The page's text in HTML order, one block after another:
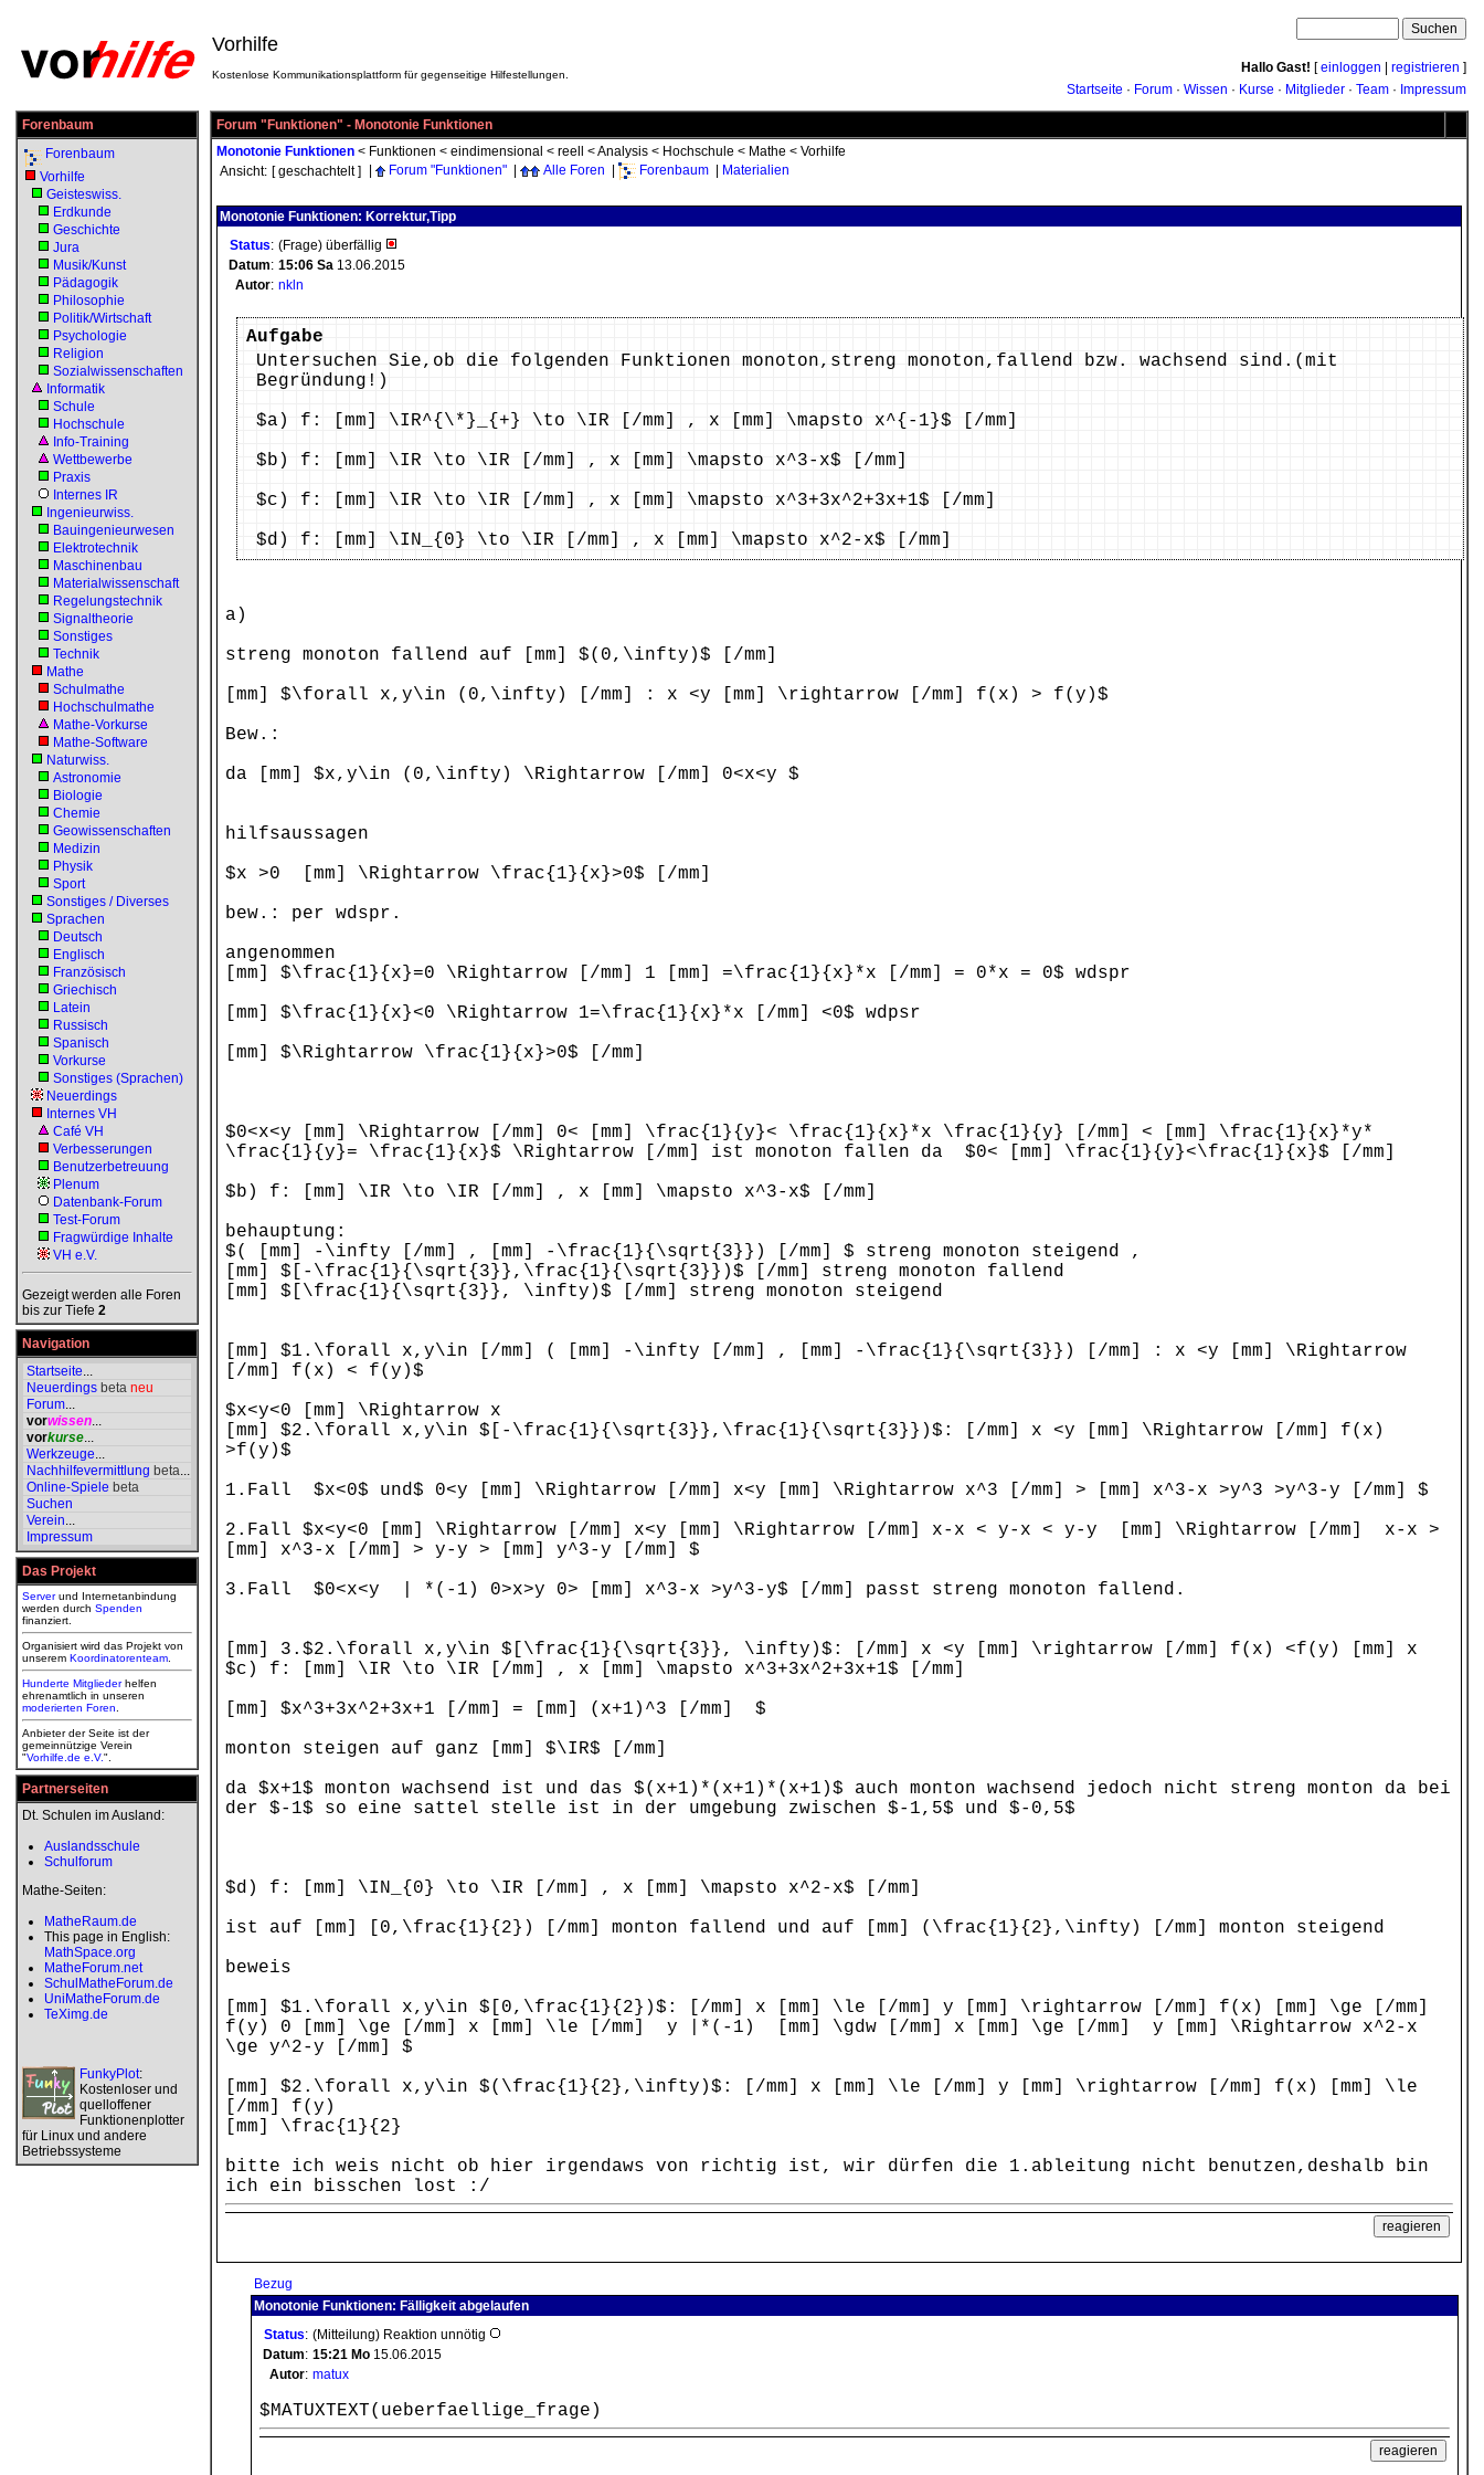
Vorhilfe
Kostenlose Kommunikationsplattform für gegenseitige Hilfestellungen. Hallo Gast! [einloggen registrieren ]
Startseite · Forum · Wissen · Kurse · Mitglieder · Team · Impressum
Forenbaum
Forenbaum
Vorhilfe
Geisteswiss.
Erdkunde
Geschichte
Jura
Musik/Kunst
Pädagogik
Philosophie
Politik/Wirtschaft
Psychologie
Religion
Sozialwissenschaften
Informatik
Schule
Hochschule
Info-Training
Wettbewerbe
Praxis
Internes IR
Ingenieurwiss.
Bauingenieurwesen
Elektrotechnik
Maschinenbau
Materialwissenschaft
Regelungstechnik
Signaltheorie
Sonstiges
Technik
Mathe
Schulmathe
Hochschulmathe
Mathe-Vorkurse
Mathe-Software
Naturwiss.
Astronomie
Biologie
Chemie
Geowissenschaften
Medizin
Physik
Sport
Sonstiges / Diverses
Sprachen
Deutsch
Englisch
Französisch
Griechisch
Latein
Russisch
Spanisch
Vorkurse
Sonstiges (Sprachen)
Neuerdings
Internes VH
Café VH
Verbesserungen
Benutzerbetreuung
Plenum
Datenbank-Forum
Test-Forum
Fragwürdige Inhalte
VH e.V.
Gezeigt werden alle Foren
bis zur Tiefe 2
Navigation
Startseite...
Neuerdings beta neu
Forum...
vorwissen...
vorkurse...
Werkzeuge...
Nachhilfevermittlung beta...
Online-Spiele beta
Suchen
Verein...
Impressum
Das Projekt
Serverund Internetanbindung
werden durch Spenden
finanziert.
Organisiert wird das Projekt von
unserem Koordinatorenteam
Hunderte Mitgliederhelfen
ehrenamtlich in unseren
moderierten Foren
Anbieter der Seite ist der
gemeinnützige Verein
"Vorhilfe.de e.V.".
Partnerseiten
Dt. Schulen im Ausland:
Auslandsschule
Schulforum
Mathe-Seiten:
MatheRaum.de
This page in English:
MathSpace.org
MatheForum.net
SchulMatheForum.de
UniMatheForum.de
TeXimg.de
FunkyPlot:
Kostenloser und
quelloffener
Funktionenplotter
für Linux und andere
Betriebssysteme
Forum "Funktionen" - Monotonie Funktionen
Monotonie Funktionen < Funktionen < eindimensional < reell <Analysis < Hochschule < Mathe < Vorhilfe
Ansicht: [ geschachtelt ] Forum "Funktionen" Alle Foren Forenbaum Materialien
Monotonie Funktionen: Korrektur,Tipp
Status: (Frage) überfällig
Datum: 15:06 Sa 13.06.2015
Autor: nkln
Aufgabe
Untersuchen Sie,ob die folgenden Funktionen monoton,streng monoton,fallend bzw. wachsend sind.(mit
Begründung!)
$a) f: [mm] \IR^{\*}_{+} \to \IR [/mm] , x [mm] \mapsto x^{-1}$ [/mm]
$b) f: [mm] \IR \to \IR [/mm] , x [mm] \mapsto x^3-x$ [/mm]
$c) f: [mm] \IR \to \IR [/mm] , x [mm] \mapsto x^3+3x^2+3x+1$ [/mm]
$d) f: [mm] \IN_{0} \to \IR [/mm] , x [mm] \mapsto x^2-x$ [/mm]
a)
streng monoton fallend auf [mm] $(0,\infty)$ [/mm]
[mm] $\forall x,y\in (0,\infty) [/mm] : x <y [mm] \rightarrow [/mm] f(x) > f(y)$
Bew.:
da [mm] $x,y\in (0,\infty) \Rightarrow [/mm] 0<x<y $
hilfsaussagen
$x >0 [mm] \Rightarrow \frac{1}{x}>0$ [/mm]
bew.: per wdspr.
angenommen
[mm] $\frac{1}{x}=0 \Rightarrow [/mm] 1 [mm] =\frac{1}{x}*x [/mm] = 0*x = 0$ wdspr
[mm] $\frac{1}{x}<0 \Rightarrow 1=\frac{1}{x}*x [/mm] <0$ wdpsr
[mm] $\Rightarrow \frac{1}{x}>0$ [/mm]
$0<x<y [mm] \Rightarrow [/mm] 0< [mm] \frac{1}{y}< \frac{1}{x}*x \frac{1}{y} [/mm] < [mm] \frac{1}{x}*y*
\frac{1}{y}= \frac{1}{x}$ \Rightarrow [/mm] ist monoton fallen da $0< [mm] \frac{1}{y}<\frac{1}{x}$ [/mm]
$b) f: [mm] \IR \to \IR [/mm] , x [mm] \mapsto x^3-x$ [/mm]
behauptung:
$( [mm] -\infty [/mm] , [mm] -\frac{1}{\sqrt{3}}) [/mm] $ streng monoton steigend ,
[mm] $[-\frac{1}{\sqrt{3}},\frac{1}{\sqrt{3}})$ [/mm] streng monoton fallend
[mm] $[\frac{1}{\sqrt{3}}, \infty)$ [/mm] streng monoton steigend
[mm] $1.\forall x,y\in [/mm] ( [mm] -\infty [/mm] , [mm] -\frac{1}{\sqrt{3}}) [/mm] : x <y [mm] \Rightarrow
[/mm] f(x) < f(y)$
$x<y<0 [mm] \Rightarrow x
[mm] $2.\forall x,y\in $[-\frac{1}{\sqrt{3}},\frac{1}{\sqrt{3}})$: [/mm] x <y [mm] \Rightarrow [/mm] f(x)
>f(y)$
1.Fall $x<0$ und$ 0<y [mm] \Rightarrow [/mm] x<y [mm] \Rightarrow x^3 [/mm] > [mm] x^3-x >y^3 >y^3-y [/mm] $
2.Fall $x<y<0 [mm] \Rightarrow [/mm] x<y [mm] \Rightarrow [/mm] x-x < y-x < y-y [mm] \Rightarrow [/mm] x-x >
[mm] x^3-x [/mm] > y-y > [mm] y^3-y [/mm] $
3.Fall $0<x<y | *(-1) 0>x>y 0> [mm] x^3-x >y^3-y$ [/mm] passt streng monoton fallend.
[mm] 3.$2.\forall x,y\in $[\frac{1}{\sqrt{3}}, \infty)$: [/mm] x <y [mm] \rightarrow [/mm] f(x) <f(y) [mm] x
$c) f: [mm] \IR \to \IR [/mm] , x [mm] \mapsto x^3+3x^2+3x+1$ [/mm]
[mm] $x^3+3x^2+3x+1 [/mm] = [mm] (x+1)^3 [/mm] $
monton steigen auf ganz [mm] $\IR$ [/mm]
da $x+1$ monton wachsend ist und das $(x+1)*(x+1)*(x+1)$ auch monton wachsend jedoch nicht streng monton da bei
der $-1$ so eine sattel stelle ist in der umgebung zwischen $-1,5$ und $-0,5$
$d) f: [mm] \IN_{0} \to \IR [/mm] , x [mm] \mapsto x^2-x$ [/mm]
ist auf [mm] [0,\frac{1}{2}) [/mm] monton fallend und auf [mm] (\frac{1}{2},\infty) [/mm] monton steigend
beweis
[mm] $1.\forall x,y\in $[0,\frac{1}{2})$: [/mm] x [mm] \le [/mm] y [mm] \rightarrow [/mm] f(x) [mm] \ge [/mm]
f(y) 0 [mm] \ge [/mm] x [mm] \le [/mm] y |*(-1) [mm] \gdw [/mm] x [mm] \ge [/mm] y [mm] \Rightarrow x^2-x
\ge y^2-y [/mm] $
[mm] $2.\forall x,y\in $(\frac{1}{2},\infty)$: [/mm] x [mm] \le [/mm] y [mm] \rightarrow [/mm] f(x) [mm] \le
[/mm] f(y)
[mm] \frac{1}{2}
bitte ich weis nicht ob hier irgendaws von richtig ist, wir dürfen die 1.ableitung nicht benutzen,deshalb bin
ich ein bisschen lost :/
Bezug
Monotonie Funktionen: Fälligkeit abgelaufen
Status: (Mitteilung) Reaktion unnötig
Datum: 15:21 Mo 15.06.2015
Autor: matux
$MATUXTEXT(ueberfaellige_frage)